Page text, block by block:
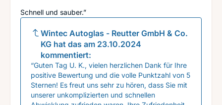
Schnell und sauber.”
Wintec Autoglas - Reutter GmbH & Co.
KG hat das am 23.10.2024
kommentiert:
“Guten Tag U. K., vielen herzlichen Dank für Ihre
positive Bewertung und die volle Punktzahl von 5
Sternen! Es freut uns sehr zu hören, dass Sie mit
unserer unkomplizierten und schnellen